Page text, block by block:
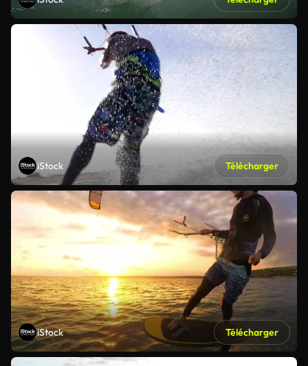
iStock Télécharger
iStock Télécharger